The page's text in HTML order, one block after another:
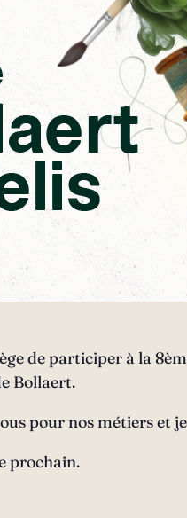
de participer à la
Bollaert.
pour nos métiers et
prochain.